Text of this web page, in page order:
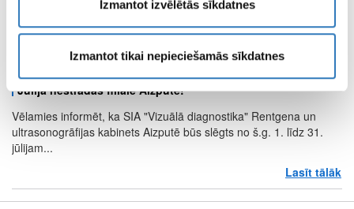
Izmantot izvēlētās sīkdatnes
Izmantot tikai nepieciešamās sīkdatnes
magnētiskās rezonanses izmeklējumiem Kuldīgā Kuldīgas
pusmaratona dalībniekiem...
Jūlijā nestrādās filiāle Aizputē!
Vēlamies informēt, ka SIA "Vizuālā diagnostika" Rentgena un
ultrasonogrāfijas kabinets Aizputē būs slēgts no š.g. 1. līdz 31.
jūlijam...
Lasīt tālāk